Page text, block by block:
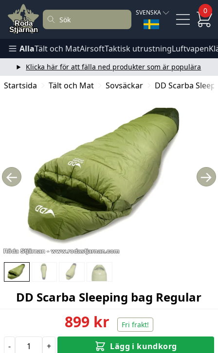
SVENSKA 0
AllaTält och MatAirsoftTaktisk utrustningLuftvapen
Klicka här för att fälla ned produkter som är populära
Startsida Tält och Mat Sovsäckar DD Scarba
← →
DD Scarba Sleeping bag Regular
899 kr Fri frakt!
- + Lägg i kundkorg